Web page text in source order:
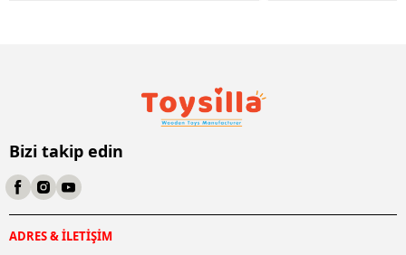
Bizi takip edin
ADRES & İLETİŞİM